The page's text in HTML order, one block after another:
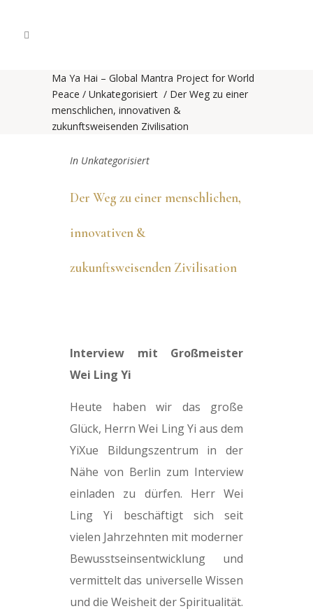
Ma Ya Hai – Global Mantra Project for World
Peace / Unkategorisiert / Der Weg zu einer
menschlichen, innovativen &
zukunftsweisenden Zivilisation
In Unkategorisiert
Der Weg zu einer menschlichen,
innovativen &
zukunftsweisenden Zivilisation
Interview mit Großmeister
Wei Ling Yi
Heute haben wir das große
Glück, Herrn Wei Ling Yi aus dem
YiXue Bildungszentrum in der
Nähe von Berlin zum Interview
einladen zu dürfen. Herr Wei
Ling Yi beschäftigt sich seit
vielen Jahrzehnten mit moderner
Bewusstseinsentwicklung und
vermittelt das universelle Wissen
und die Weisheit der Spiritualität.